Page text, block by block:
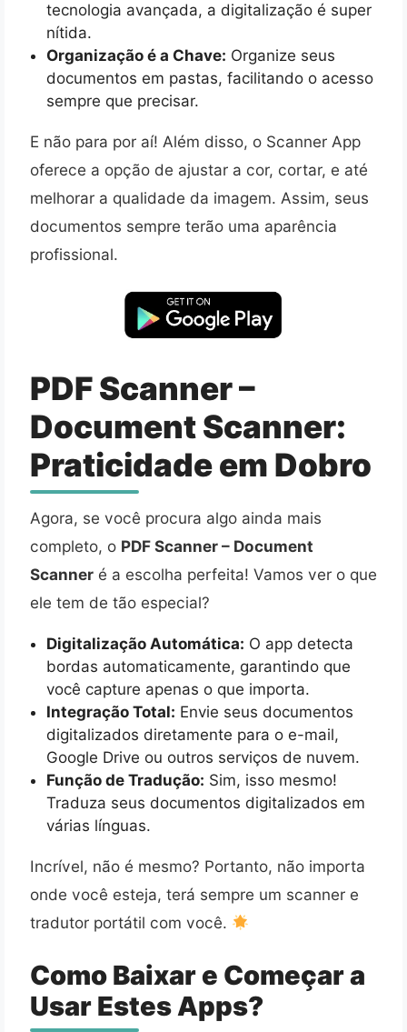
tecnologia avançada, a digitalização é super
nítida.
Organização é a Chave: Organize seus
documentos em pastas, facilitando o acesso
sempre que precisar.
E não para por aí! Além disso, o Scanner App
oferece a opção de ajustar a cor, cortar, e até
melhorar a qualidade da imagem. Assim, seus
documentos sempre terão uma aparência
profissional.
PDF Scanner –
Document Scanner:
Praticidade em Dobro
Agora, se você procura algo ainda mais
completo, o PDF Scanner – Document
Scanner é a escolha perfeita! Vamos ver o que
ele tem de tão especial?
Digitalização Automática: O app detecta
bordas automaticamente, garantindo que
você capture apenas o que importa.
Integração Total: Envie seus documentos
digitalizados diretamente para o e-mail,
Google Drive ou outros serviços de nuvem.
Função de Tradução: Sim, isso mesmo!
Traduza seus documentos digitalizados em
várias línguas.
Incrível, não é mesmo? Portanto, não importa
onde você esteja, terá sempre um scanner e
tradutor portátil com você.
Como Baixar e Começar a
Usar Estes Apps?